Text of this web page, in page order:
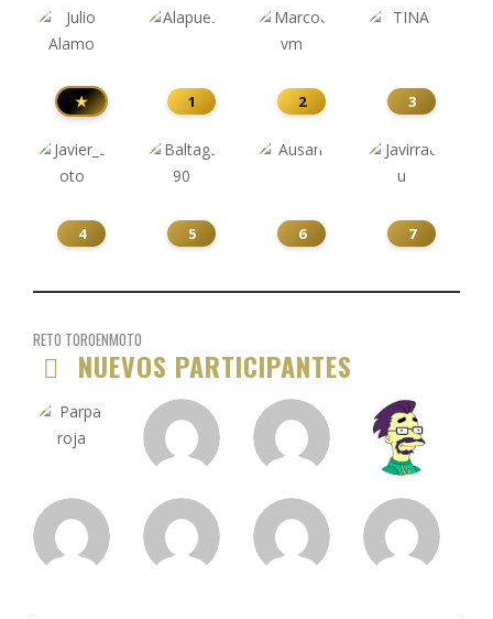
★ 1 2 3
4 5 6 7
RETO TOROENMOTO
NUEVOS PARTICIPANTES